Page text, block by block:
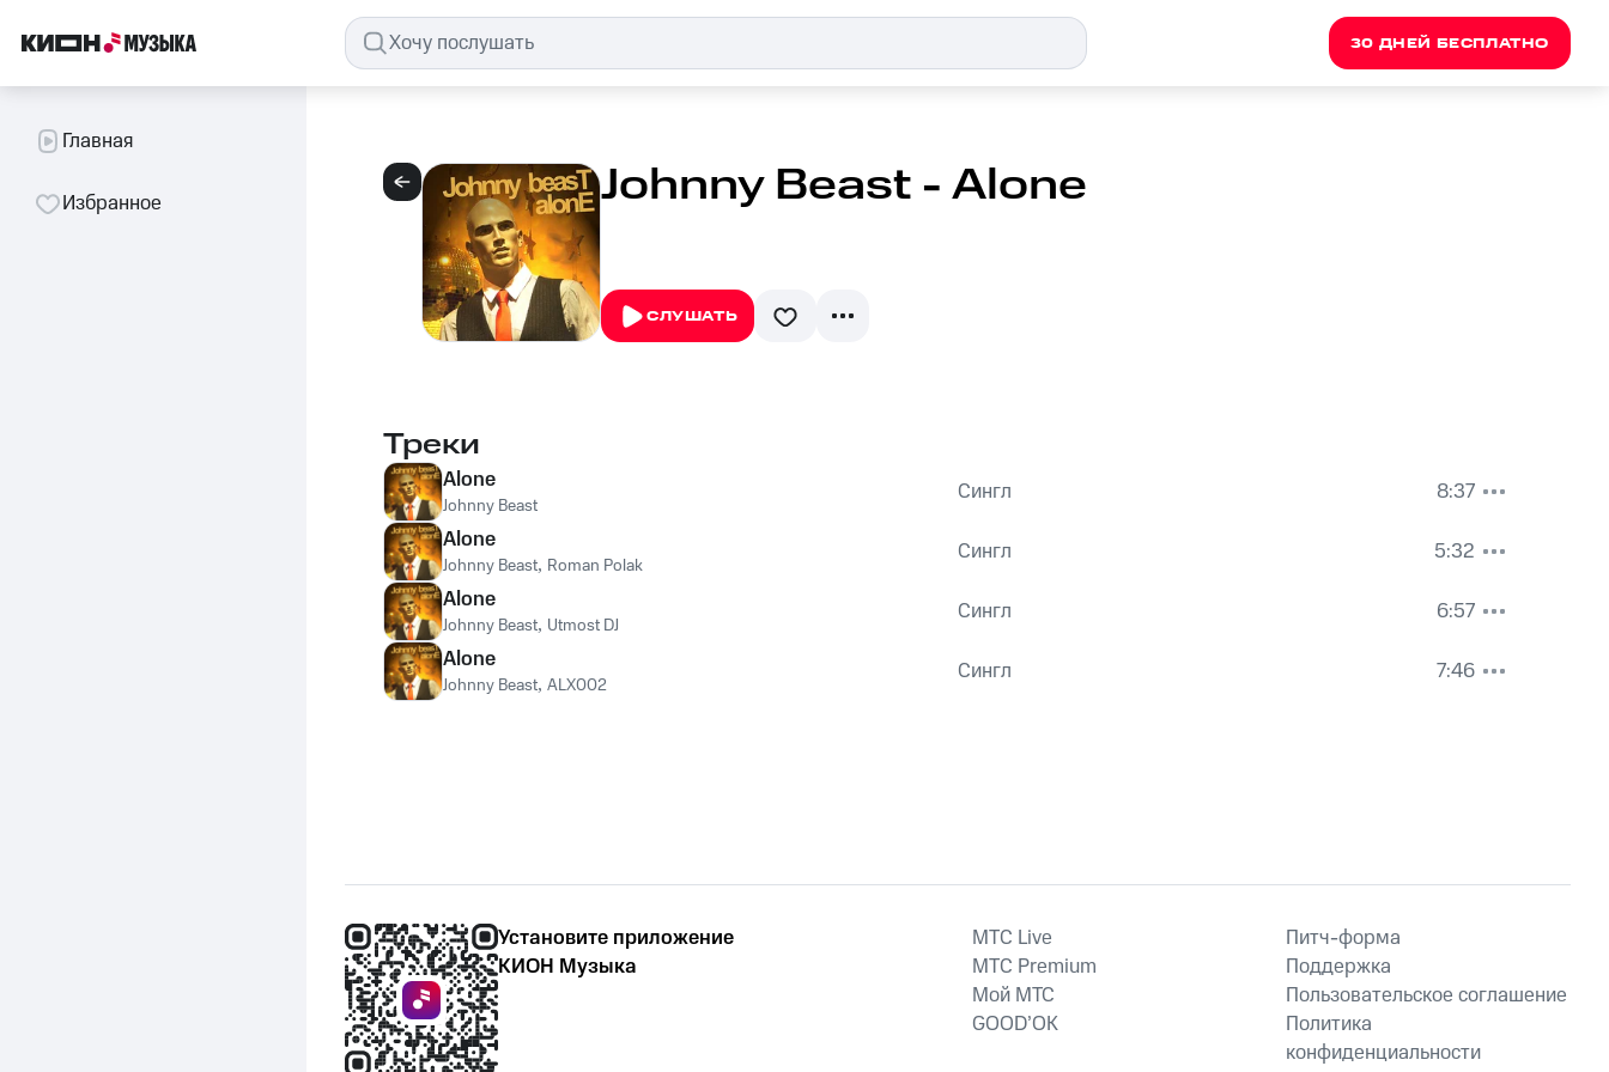
30 ДНЕЙ БЕСПЛАТНО
Главная
Избранное Johnny Beast - Alone
СЛУШАТЬ
Треки
Alone
Johnny Beast Сингл
8:37
Alone
Johnny Beast, Roman Polak Сингл
5:32
Alone
Johnny Beast, Utmost DJ Сингл
6:57
Alone
Johnny Beast, ALX002 Сингл 7:46
Установите приложение
КИОН Музыка
MTС Live
MTС Premium
Мой МТС
GOOD’OK
Питч-форма
Поддержка
Пользовательское соглашение
Политика
конфиденциальности